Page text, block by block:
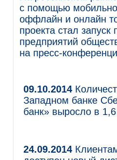
с помощью
оффлайн и онлайн
проекта стал
предприятий
на пресс-
09.10.2014
Западном банке
банк» выросло в
24.09.2014